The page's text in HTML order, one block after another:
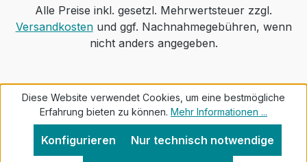
Alle Preise inkl. gesetzl. Mehrwertsteuer zzgl.
Versandkostenund ggf. Nachnahmegebühren, wenn
nicht anders angegeben.
Diese Website verwendet Cookies, um eine bestmögliche
Erfahrung bieten zu können. Mehr Informationen ...
Nur technisch notwendige
Konfigurieren